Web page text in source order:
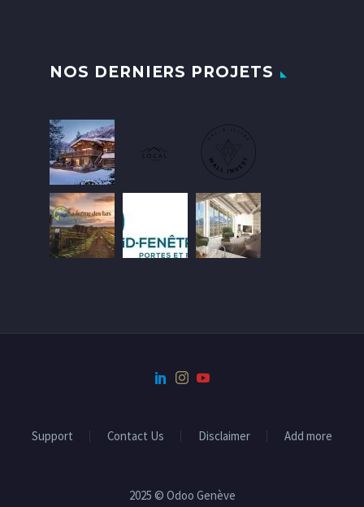
NOS DERNIERS PROJETS
Support Contact Us Disclaimer Add more
2025 © Odoo Genève